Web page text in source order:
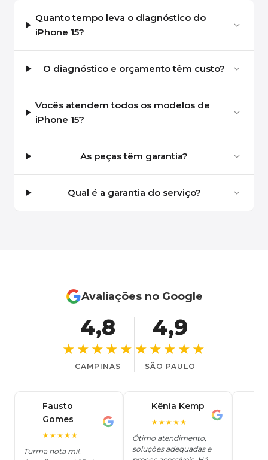
Quanto tempo leva o diagnóstico do
iPhone 15?
O diagnóstico e orçamento têm custo?
Vocês atendem todos os modelos de
iPhone 15?
As peças têm garantia?
Qual é a garantia do serviço?
Avaliações no Google
4,8
★★★★★
CAMPINAS
4,9
★★★★★
SÃO PAULO
Fausto
Gomes
★★★★★
Turma nota mil.
Kênia Kemp
★★★★★
Ótimo atendimento,
soluções adequadas e